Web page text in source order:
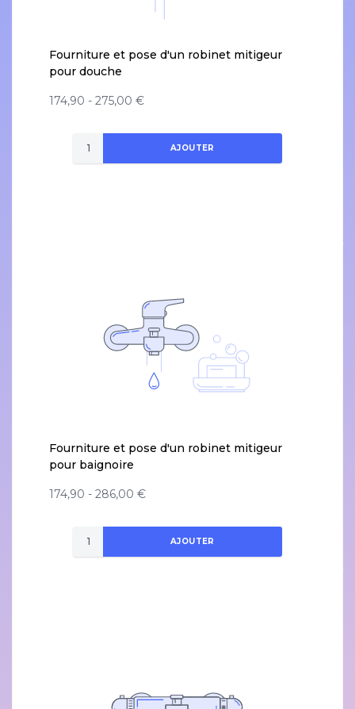
Fourniture et pose d'un robinet mitigeur
pour douche
174,90 - 275,00 €
AJOUTER
Fourniture et pose d'un robinet mitigeur
pour baignoire
174,90 - 286,00 €
AJOUTER